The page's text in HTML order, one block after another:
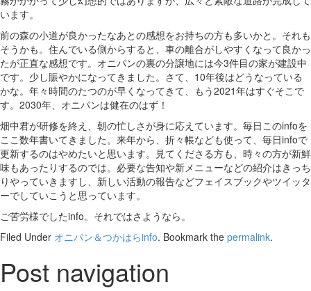
います。
前の森の小道が良かったなあとの感想をお持ちの方も多いかと。それも
そうかも。住んでいる側からすると、車の離合がしやすくなって良かっ
たが正直な感想です。オニパンの裏の分譲地には今3件目の家が建設中
です。少し賑やかになってきました。さて、10年後はどうなっている
かな。年々時間のたつのが早くなってきて、もう2021年はすぐそこで
す。2030年、オニパンは健在のはず！
畑中君が研修を終え、朝の忙しさが身に応えています。毎日このinfoを
ここ数年書いてきました。来年から、折々帳なども使って、毎日infoで
更新するのはやめたいと思います。見てくださる方も、時々の方が新鮮
味もあったりするのでは。必要な告知や新メニューなどの紹介はきっち
りやっていきますし、新しい活動の報告などフェイスブックやツイッタ
ーでしていこうと思っています。
ご苦労様でしたinfo。それではさようなら。
Filed Under オニパン＆つかはらinfo. Bookmark the permalink.
Post navigation